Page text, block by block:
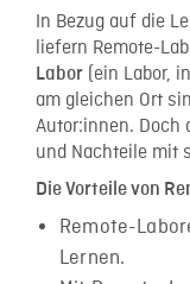
In Bezug auf die
liefern Remote-
Labor (ein Labor,
am gleichen Ort
Autor:innen. Doch
und Nachteile mit
Die Vorteile von
Remote-
Lernen.